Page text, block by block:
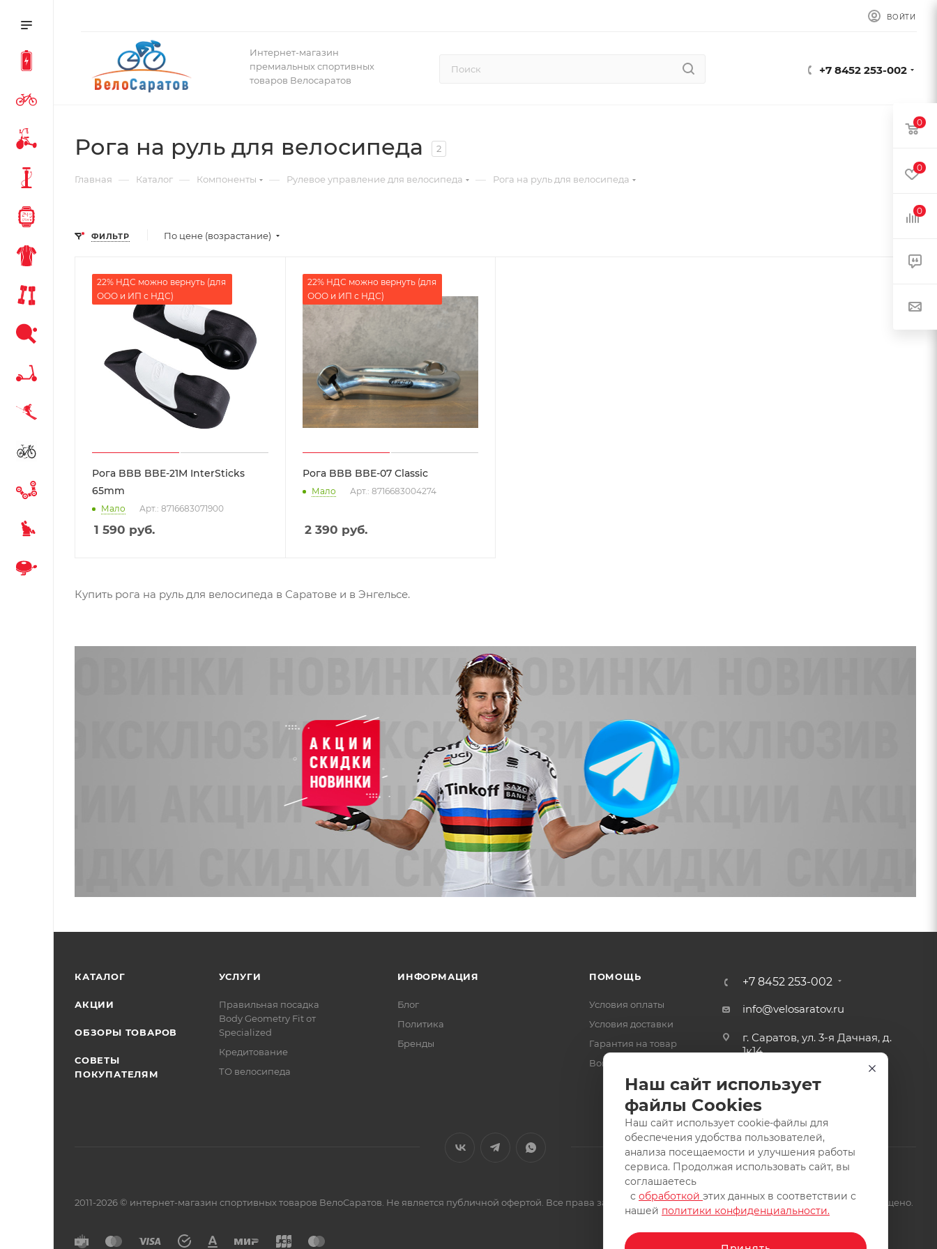
ВОЙТИ
Интернет-магазин
премиальных спортивных
товаров Велосаратов
+7 8452 253-002
Рога на руль для велосипеда 2
Главная — Каталог — Компоненты — Рулевое управление для велосипеда — Рога на руль для велосипеда
ФИЛЬТР По цене (возрастание)
22% НДС можно вернуть (для
ООО и ИП с НДС)
Рога BBB BBE-21M InterSticks
65mm
Мало Арт.: 8716683071900
1 590 руб.
22% НДС можно вернуть (для
ООО и ИП с НДС)
Рога BBB BBE-07 Classic
Мало Арт.: 8716683004274
2 390 руб.
Купить рога на руль для велосипеда в Саратове и в Энгельсе.
КАТАЛОГ
АКЦИИ
ОБЗОРЫ ТОВАРОВ
СОВЕТЫ
ПОКУПАТЕЛЯМ
УСЛУГИ
Правильная посадка
Body Geometry Fit от
Specialized
Кредитование
ТО велосипеда
ИНФОРМАЦИЯ
Блог
Политика
Бренды
ПОМОЩЬ
Условия оплаты
Условия доставки
Гарантия на товар
Вопрос-ответ
+7 8452 253-002
info@velosaratov.ru
г. Саратов, ул. 3-я Дачная, д.
1к14
2011-2026 © интернет-магазин спортивных товаров ВелоСаратов. Не является публичной офертой. Все права защищены. Заимствование материалов и фотографий запрещено.
Наш сайт использует
файлы Cookies
Наш сайт использует cookie-файлы для
обеспечения удобства пользователей,
анализа посещаемости и улучшения работы
сервиса. Продолжая использовать сайт, вы
соглашаетесь
с обработкой этих данных в соответствии с
нашей политики конфиденциальности.
0
0
0